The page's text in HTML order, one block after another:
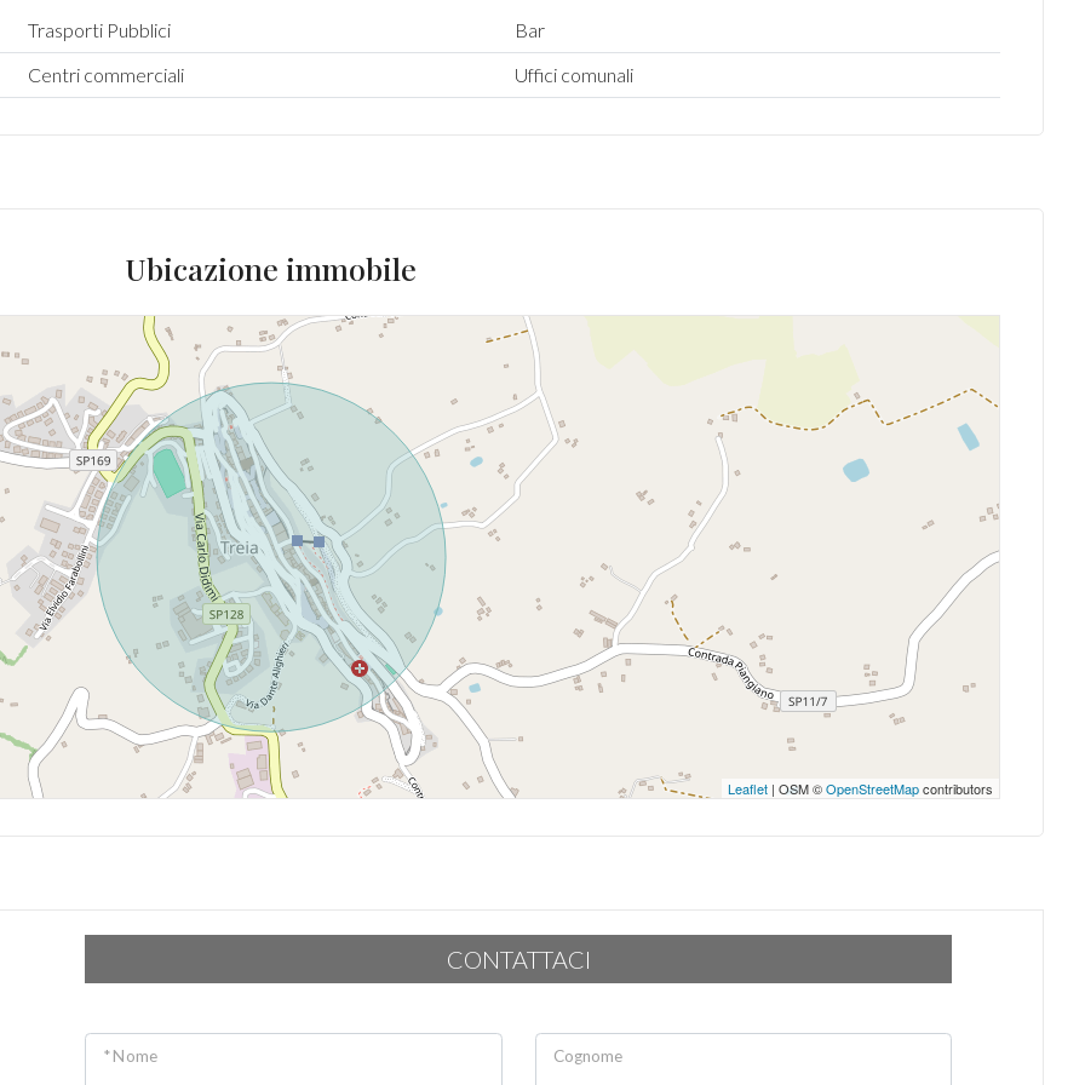
Trasporti Pubblici
Bar
Centri commerciali Uffici comunali
Ubicazione immobile
Leaflet | OSM ©OpenStreetMapcontributors
CONTATTACI
* Nome Cognome